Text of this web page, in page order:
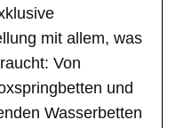
mit allem, was
Von
und
Wasserbetten